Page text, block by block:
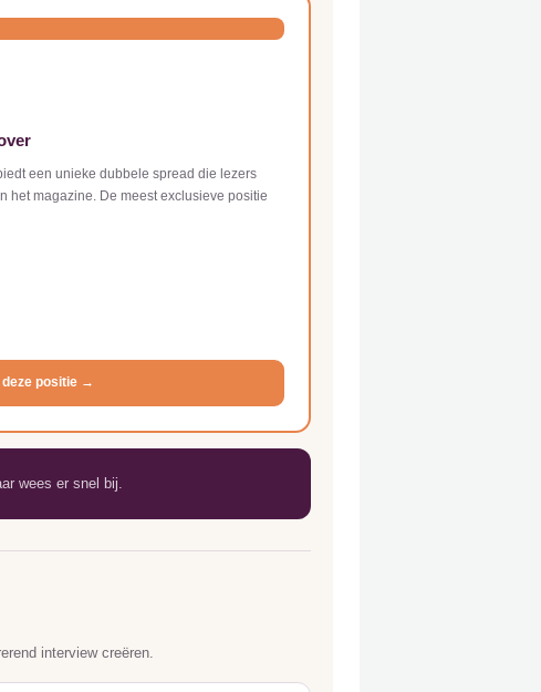
een unieke dubbele spread die lezers
het magazine. De meest exclusieve positie
positie →
wees er snel bij.
interview creëren.